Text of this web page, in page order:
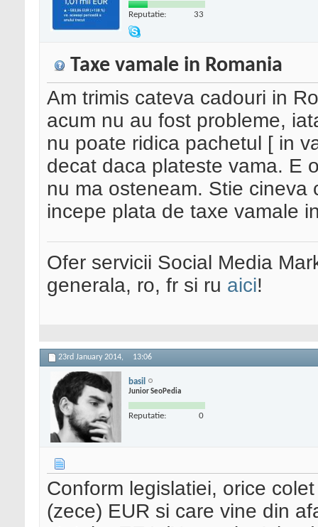
Reputatie: 33
Taxe vamale in Romania
Am trimis cateva cadouri in
acum nu au fost probleme,
nu poate ridica pachetul [ in
decat daca plateste vama. E
nu ma osteneam. Stie cineva
incepe plata de taxe vamale
Ofer servicii Social Media
generala, ro, fr si ru aici!
23rd January 2014, 13:06
basil
Junior SeoPedia
Reputatie: 0
Conform legislatiei, orice
(zece) EUR si care vine din